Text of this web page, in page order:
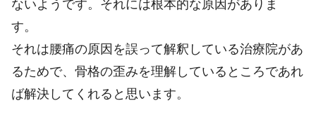
ないようです。それには根本的な原因がありま
す。
それは腰痛の原因を誤って解釈している治療院があ
るためで、骨格の歪みを理解しているところであれ
ば解決してくれると思います。